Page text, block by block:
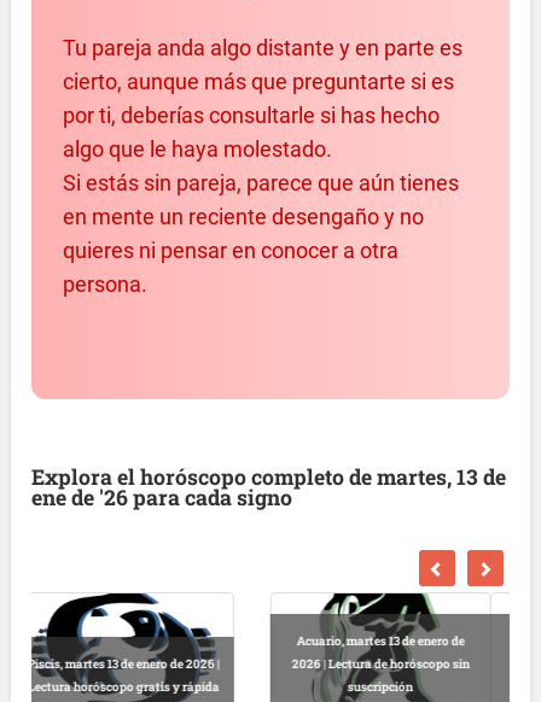
Tu pareja anda algo distante y en parte es
cierto, aunque más que preguntarte si es
por ti, deberías consultarle si has hecho
algo que le haya molestado.
Si estás sin pareja, parece que aún tienes
en mente un reciente desengaño y no
quieres ni pensar en conocer a otra
persona.
Explora el horóscopo completo de martes, 13 de
ene de '26 para cada signo
Escorpio, martes 13 de enero de
2026 | Horóscopo gratis hoy y
completo
Libra, martes 13 de enero de 2026 |
Lectura horóscopo online